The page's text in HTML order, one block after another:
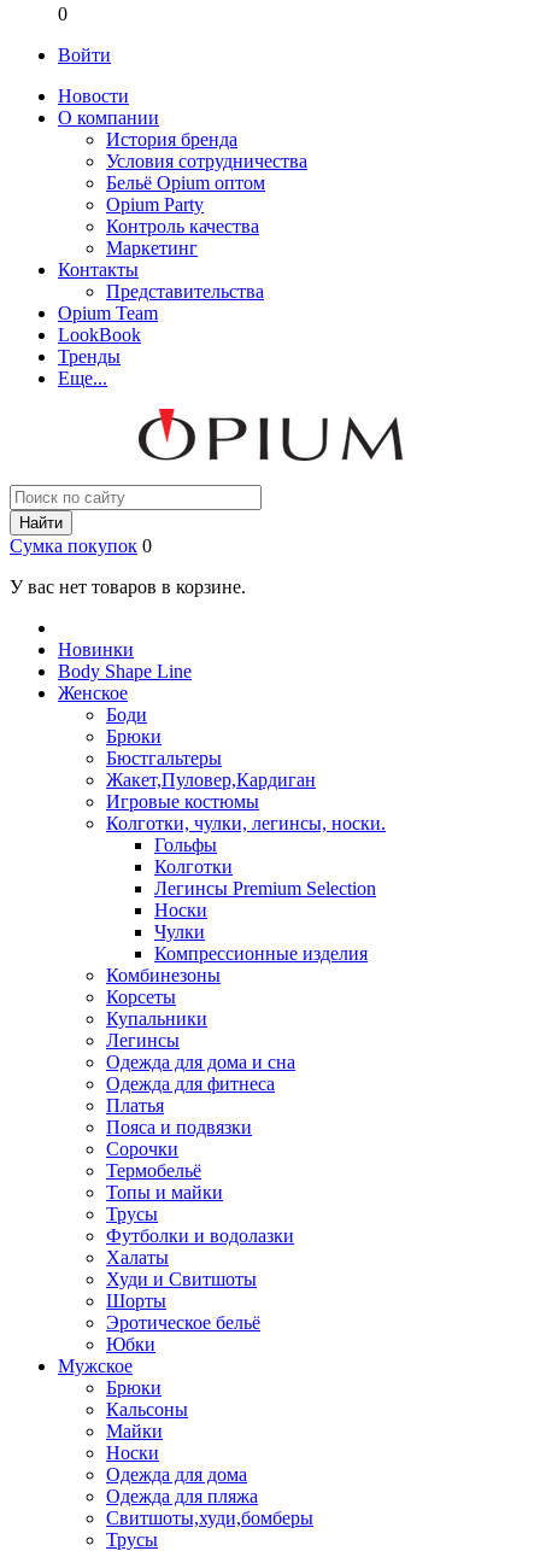
0
Войти
Новости
О компании
История бренда
Условия сотрудничества
Бельё Opium оптом
Opium Party
Контроль качества
Маркетинг
Контакты
Представительства
Opium Team
LookBook
Тренды
Еще...
Найти
Сумка покупок 0
У вас нет товаров в корзине.
Новинки
Body Shape Line
Женское
Боди
Брюки
Бюстгальтеры
Жакет,Пуловер,Кардиган
Игровые костюмы
Колготки, чулки, легинсы, носки.
Гольфы
Колготки
Легинсы Premium Selection
Носки
Чулки
Компрессионные изделия
Комбинезоны
Корсеты
Купальники
Легинсы
Одежда для дома и сна
Одежда для фитнеса
Платья
Пояса и подвязки
Сорочки
Термобельё
Топы и майки
Трусы
Футболки и водолазки
Халаты
Худи и Свитшоты
Шорты
Эротическое бельё
Юбки
Мужское
Брюки
Кальсоны
Майки
Носки
Одежда для дома
Одежда для пляжа
Свитшоты,худи,бомберы
Трусы